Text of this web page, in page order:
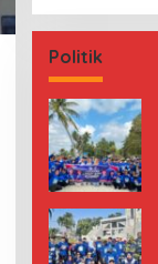
Politik